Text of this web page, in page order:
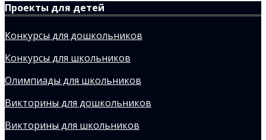
Проекты для детей
Конкурсы для дошкольников
Конкурсы для школьников
Олимпиады для школьников
Викторины для дошкольников
Викторины для школьников